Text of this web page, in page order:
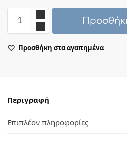
Προσθήκη στα αγαπημένα
Περιγραφή
Επιπλέον πληροφορίες